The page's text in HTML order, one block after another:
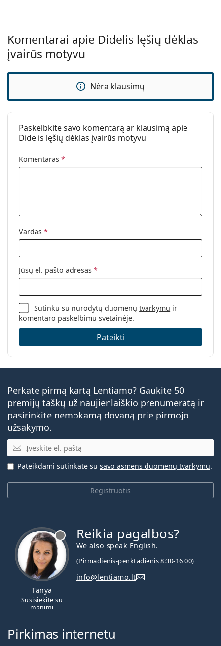
Komentarai apie Didelis lęšių dėklas
įvairūs motyvu
Nėra klausimų
Paskelbkite savo komentarą ar klausimą apie
Didelis lęšių dėklas įvairūs motyvu
Komentaras *
Vardas *
Jūsų el. pašto adresas *
Sutinku su nurodytų duomenųtvarkymu ir
komentaro paskelbimu svetainėje.
Pateikti
Perkate pirmą kartą Lentiamo? Gaukite 50
premijų taškų už naujienlaiškio prenumeratą ir
pasirinkite nemokamą dovaną prie pirmojo
užsakymo.
El. pašto adresas
Registruotis
Pateikdami sutinkate su savo asmens duomenų tvarkymu.
Tanya
Susisiekite su
manimi
Reikia pagalbos?
We also speak English.
(Pirmadienis-penktadienis 8:30-16:00)
info@lentiamo.lt
Pirkimas internetu